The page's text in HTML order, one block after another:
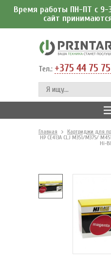
Время работы ПН-ПТ с 9-
сайт
Тел.: +375 44 75
Главная Картриджи для
HP CE413A CLJ M351/M375/
Hi-